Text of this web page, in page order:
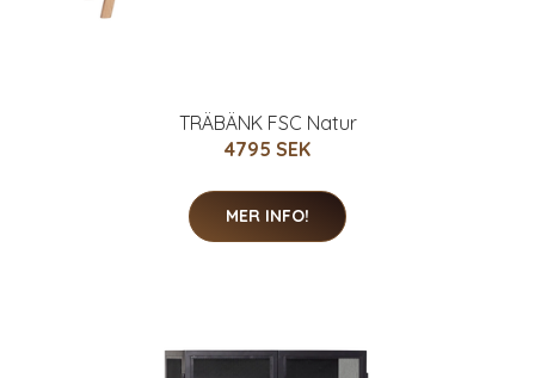
TRÄBÄNK FSC Natur
4795 SEK
MER INFO!